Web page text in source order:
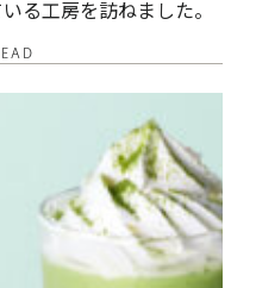
る工房を訪ねました。